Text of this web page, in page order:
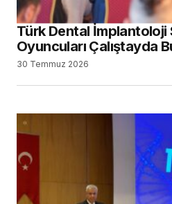
Türk Dental İmplantoloji
Oyuncuları Çalıştayda
30 Temmuz 2026